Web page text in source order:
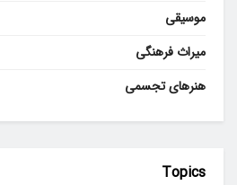
موسیقی
میراث فرهنگی
هنرهای تجسمی
Topics